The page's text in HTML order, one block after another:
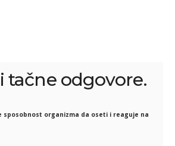
tačne odgovore.
sposobnost organizma da oseti i reaguje na